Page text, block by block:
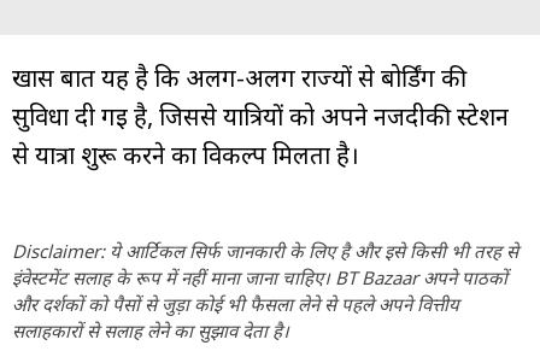
खास बात यह है कि अलग-अलग राज्यों से बोर्डिंग की
सुविधा दी गई है, जिससे यात्रियों को अपने नजदीकी स्टेशन
से यात्रा शुरू करने का विकल्प मिलता है।
Disclaimer: ये आर्टिकल सिर्फ जानकारी के लिए है और इसे किसी भी तरह से
इंवेस्टमेंट सलाह के रूप में नहीं माना जाना चाहिए। BT Bazaar अपने पाठकों
और दर्शकों को पैसों से जुड़ा कोई भी फैसला लेने से पहले अपने वित्तीय
सलाहकारों से सलाह लेने का सुझाव देता है।